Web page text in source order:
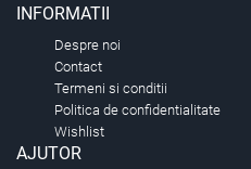
INFORMATII
Despre noi
Contact
Termeni si conditii
Politica de confidentialitate
Wishlist
AJUTOR